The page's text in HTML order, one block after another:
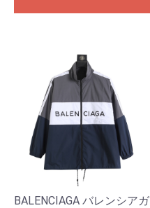
BALENCIAGA バレンシアガ